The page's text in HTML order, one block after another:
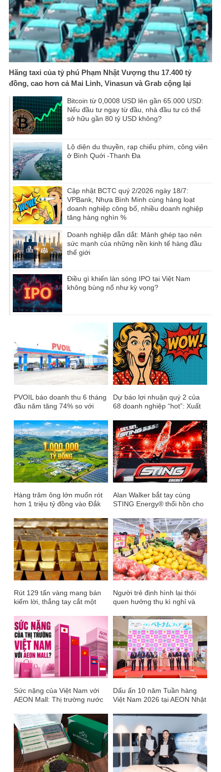
Hãng taxi của tỷ phú Phạm Nhật Vượng thu 17.400 tỷ
đồng, cao hơn cả Mai Linh, Vinasun và Grab cộng lại
Bitcoin từ 0,0008 USD lên gần 65.000 USD:
Nếu đầu tư ngay từ đầu, nhà đầu tư có thể
sở hữu gần 80 tỷ USD không?
Lộ diện du thuyền, rạp chiếu phim, công viên
ở Bình Quới -Thanh Đa
Cập nhật BCTC quý 2/2026 ngày 18/7:
VPBank, Nhựa Bình Minh cùng hàng loạt
doanh nghiệp công bố, nhiều doanh nghiệp
tăng hàng nghìn %
Doanh nghiệp dẫn dắt: Mảnh ghép tạo nên
sức mạnh của những nền kinh tế hàng đầu
thế giới
Điều gì khiến làn sóng IPO tại Việt Nam
không bùng nổ như kỳ vọng?
PVOIL báo doanh thu 6 tháng
đầu năm tăng 74% so với
Dự báo lợi nhuận quý 2 của
68 doanh nghiệp “hot”: Xuất
trưởng 1.400%
Hàng trăm ông lớn muốn rót
hơn 1 triệu tỷ đồng vào Đắk
Phạm Nhật Vượng, bầu Hiển
và bầu Thiện đã đăng ký
428.000 tỷ
Alan Walker bắt tay cùng
STING Energy® thổi hồn cho
Công thức 1®
Rút 129 tấn vàng mang bán
kiếm lời, thẳng tay cắt một
‘bê’ về nước: Các NHTW thế
giới lo lắng điều gì?
Người trẻ định hình lại thói
quen hưởng thụ kì nghỉ và
Sức nặng của Việt Nam với
AEON Mall: Thị trường nước
Quốc, kiếm hơn 3.000 tỷ
Dấu ấn 10 năm Tuần hàng
Việt Nam 2026 tại AEON Nhật